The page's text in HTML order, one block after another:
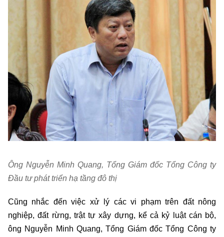
Ông Nguyễn Minh Quang, Tổng Giám đốc Tổng Công ty
Đầu tư phát triển hạ tầng đô thị
Cũng nhắc đến việc xử lý các vi phạm trên đất nông
nghiệp, đất rừng, trật tự xây dựng, kể cả kỷ luật cán bộ,
ông Nguyễn Minh Quang, Tổng Giám đốc Tổng Công ty